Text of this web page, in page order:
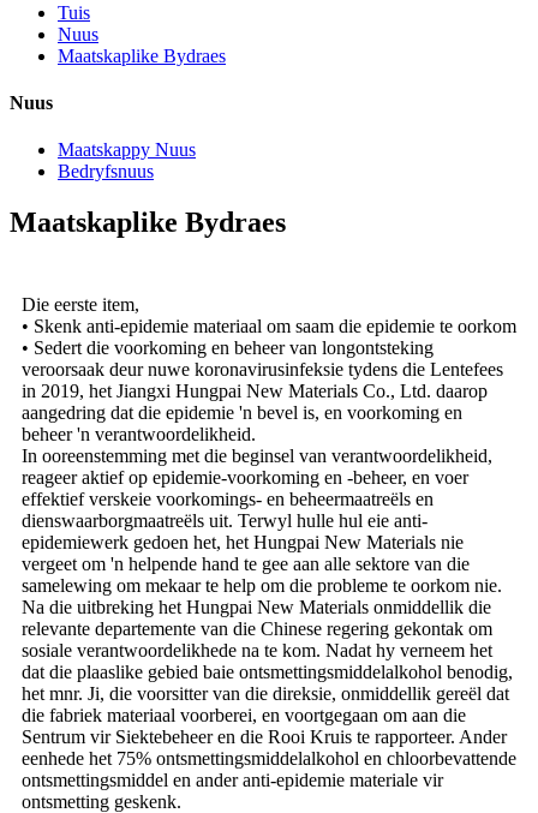
Tuis
Nuus
Maatskaplike Bydraes
Nuus
Maatskappy Nuus
Bedryfsnuus
Maatskaplike Bydraes
Die eerste item,
• Skenk anti-epidemie materiaal om saam die epidemie te oorkom
• Sedert die voorkoming en beheer van longontsteking
veroorsaak deur nuwe koronavirusinfeksie tydens die Lentefees
in 2019, het Jiangxi Hungpai New Materials Co., Ltd. daarop
aangedring dat die epidemie 'n bevel is, en voorkoming en
beheer 'n verantwoordelikheid.
In ooreenstemming met die beginsel van verantwoordelikheid,
reageer aktief op epidemie-voorkoming en -beheer, en voer
effektief verskeie voorkomings- en beheermaatreëls en
dienswaarborgmaatreëls uit. Terwyl hulle hul eie anti-
epidemiewerk gedoen het, het Hungpai New Materials nie
vergeet om 'n helpende hand te gee aan alle sektore van die
samelewing om mekaar te help om die probleme te oorkom nie.
Na die uitbreking het Hungpai New Materials onmiddellik die
relevante departemente van die Chinese regering gekontak om
sosiale verantwoordelikhede na te kom. Nadat hy verneem het
dat die plaaslike gebied baie ontsmettingsmiddelalkohol benodig,
het mnr. Ji, die voorsitter van die direksie, onmiddellik gereël dat
die fabriek materiaal voorberei, en voortgegaan om aan die
Sentrum vir Siektebeheer en die Rooi Kruis te rapporteer. Ander
eenhede het 75% ontsmettingsmiddelalkohol en chloorbevattende
ontsmettingsmiddel en ander anti-epidemie materiale vir
ontsmetting geskenk.